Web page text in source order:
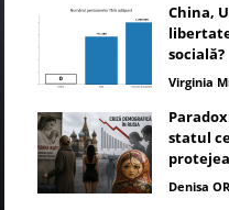
China,
socială?
Virginia
statul
Denisa